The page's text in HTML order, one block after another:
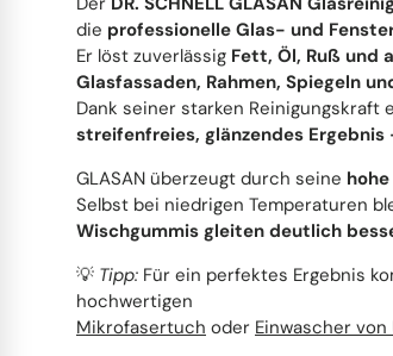
Edelstahl & Metall
Fahrzeugpflege
Körperpflege & Seifen
Stiel- und Spülbürsten
Haushaltswaren
die professionelle Glas- und
Er löst zuverlässig Fett, Öl, Ruß und
Glasfassaden, Rahmen, Spiegeln
Dank seiner starken Reinigungskraft
streifenfreies, glänzendes Ergebnis
GLASAN überzeugt durch seine
Selbst bei niedrigen Temperaturen
Wischgummis gleiten deutlich
💡 Tipp: Für ein perfektes Ergebnis
hochwertigen
Mikrofasertuch oder Einwascher von